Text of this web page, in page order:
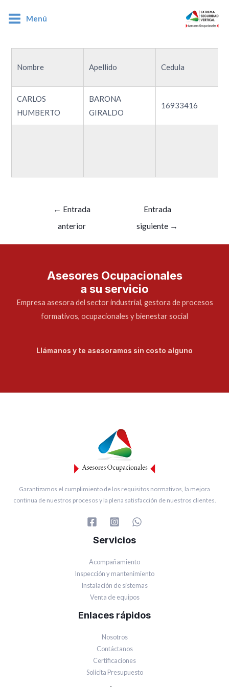
Menú
Nombre Apellido Cedula
CARLOS
HUMBERTO
BARONA
GIRALDO
16933416
← Entrada
anterior
Entrada
siguiente →
Asesores Ocupacionales
a su servicio
Empresa asesora del sector industrial, gestora de procesos
formativos, ocupacionales y bienestar social
Llámanos y te asesoramos sin costo alguno
Garantizamos el cumplimiento de los requisitos normativos, la mejora
continua de nuestros procesos y la plena satisfacción de nuestros clientes.
Servicios
Acompañamiento
Inspección y mantenimiento
Instalación de sistemas
Venta de equipos
Enlaces rápidos
Nosotros
Contáctanos
Certificaciones
Solicita Presupuesto